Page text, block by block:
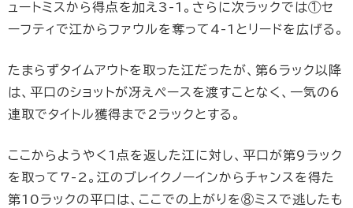
ュートミスから得点を加え3-1。さらに次ラックでは①セ
ーフティで江からファウルを奪って4-1とリードを広げる。
たまらずタイムアウトを取った江だったが、第6ラック以降
は、平口のショットが冴えペースを渡すことなく、一気の6
連取でタイトル獲得まで2ラックとする。
ここからようやく1点を返した江に対し、平口が第9ラック
を取って7-2。江のブレイクノーインからチャンスを得た
第10ラックの平口は、ここでの上がりを⑧ミスで逃したも